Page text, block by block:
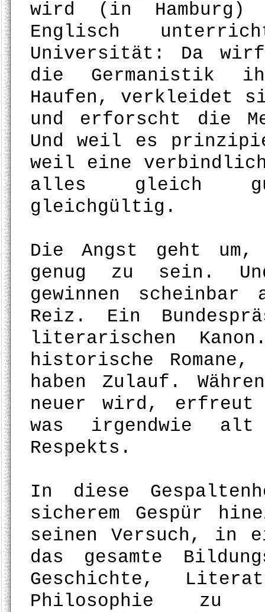
wird (in Hamburg)
Englisch
Universität: Da
die Germanistik
Haufen, verkleidet
und erforscht die
Und weil es
weil eine
alles gleich
gleichgültig.
Die Angst geht
genug zu sein.
gewinnen
Reiz. Ein
literarischen
historische
haben Zulauf.
neuer wird,
was irgendwie alt
Respekts.
In diese
sicherem Gespür
seinen Versuch, in
das gesamte
Geschichte,
Philosophie zu